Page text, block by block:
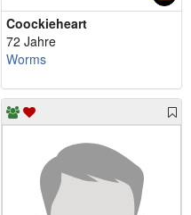
Coockieheart
72 Jahre
Worms